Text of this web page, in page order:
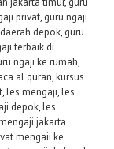
privat, guru ngaji
depok, guru
terbaik di
ngaji ke rumah,
al quran,kursus
,les mengaji,les
depok,les
jakarta
mengaii ke